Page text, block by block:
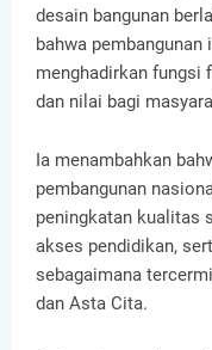
desain bangunan
bahwa
menghadirkan fungsi
dan nilai bagi
Ia menambahkan
pembangunan
peningkatan kualitas
akses pendidikan,
sebagaimana
dan Asta Cita.